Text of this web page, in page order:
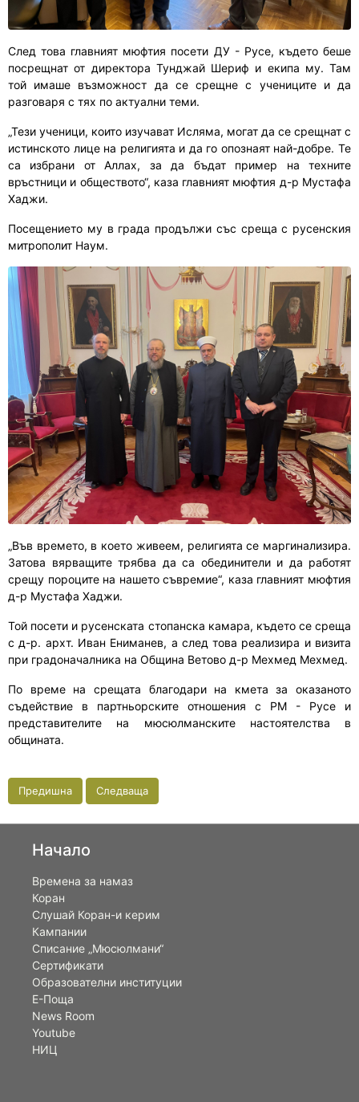
След това главният мюфтия посети ДУ - Русе, където беше
посрещнат от директора Тунджай Шериф и екипа му. Там
той имаше възможност да се срещне с учениците и да
разговаря с тях по актуални теми.
„Тези ученици, които изучават Исляма, могат да се срещнат с
истинското лице на религията и да го опознаят най-добре. Те
са избрани от Аллах, за да бъдат пример на техните
връстници и обществото“, каза главният мюфтия д-р Мустафа
Хаджи.
Посещението му в града продължи със среща с русенския
митрополит Наум.
„Във времето, в което живеем, религията се маргинализира.
Затова вярващите трябва да са обединители и да работят
срещу пороците на нашето съвремие“, каза главният мюфтия
д-р Мустафа Хаджи.
Той посети и русенската стопанска камара, където се среща
с д-р. архт. Иван Ениманев, а след това реализира и визита
при градоначалника на Община Ветово д-р Мехмед Мехмед.
По време на срещата благодари на кмета за оказаното
съдействие в партньорските отношения с РМ - Русе и
представителите на мюсюлманските настоятелства в
общината.
Предишна Следваща
Начало
Времена за намаз
Коран
Слушай Коран-и керим
Кампании
Списание „Мюсюлмани“
Сертификати
Образователни институции
Е-Поща
News Room
Youtube
НИЦ